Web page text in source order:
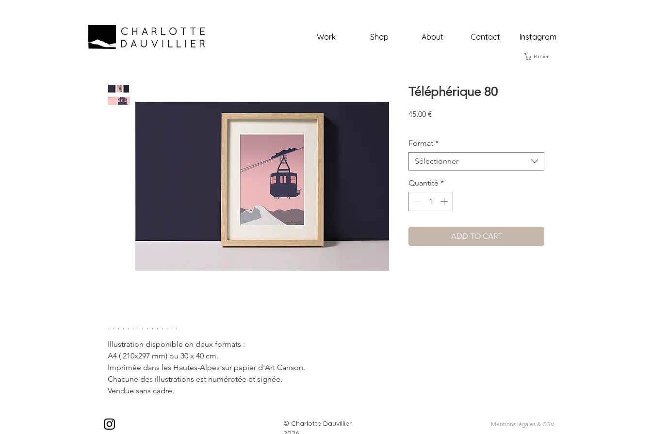
Work Shop About Contact Instagram
Panier
Téléphérique 80
45,00 €
Format *
Sélectionner
Quantité *
ADD TO CART
. . . . . . . . . . . . . . .
Illustration disponible en deux formats :
A4 ( 210x297 mm) ou 30 x 40 cm.
Imprimée dans les Hautes-Alpes sur papier d'Art Canson.
Chacune des illustrations est numérotée et signée.
Vendue sans cadre.
© Charlotte Dauvillier
Mentions légales & CGV